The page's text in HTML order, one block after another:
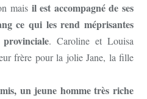
mais il est accompagné de ses
ce qui les rend méprisantes
. Caroline et Louisa
frère pour la jolie Jane, la fille
un jeune homme très riche